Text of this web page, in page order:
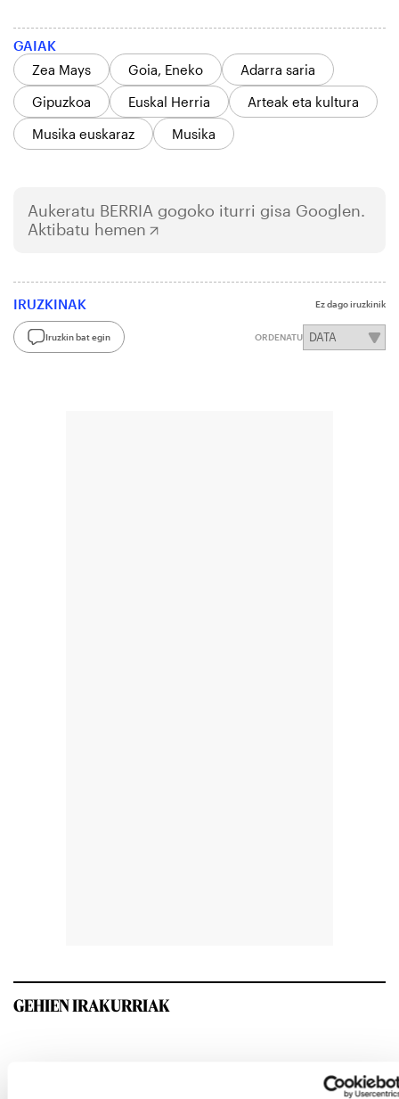
GAIAK
Zea Mays
Goia, Eneko
Adarra saria
Gipuzkoa
Euskal Herria
Arteak eta kultura
Musika euskaraz
Musika
Aukeratu BERRIA gogoko iturri gisa Googlen.
Aktibatu hemen
IRUZKINAK Ez dago iruzkinik
Iruzkin bat egin ORDENATU
GEHIEN IRAKURRIAK